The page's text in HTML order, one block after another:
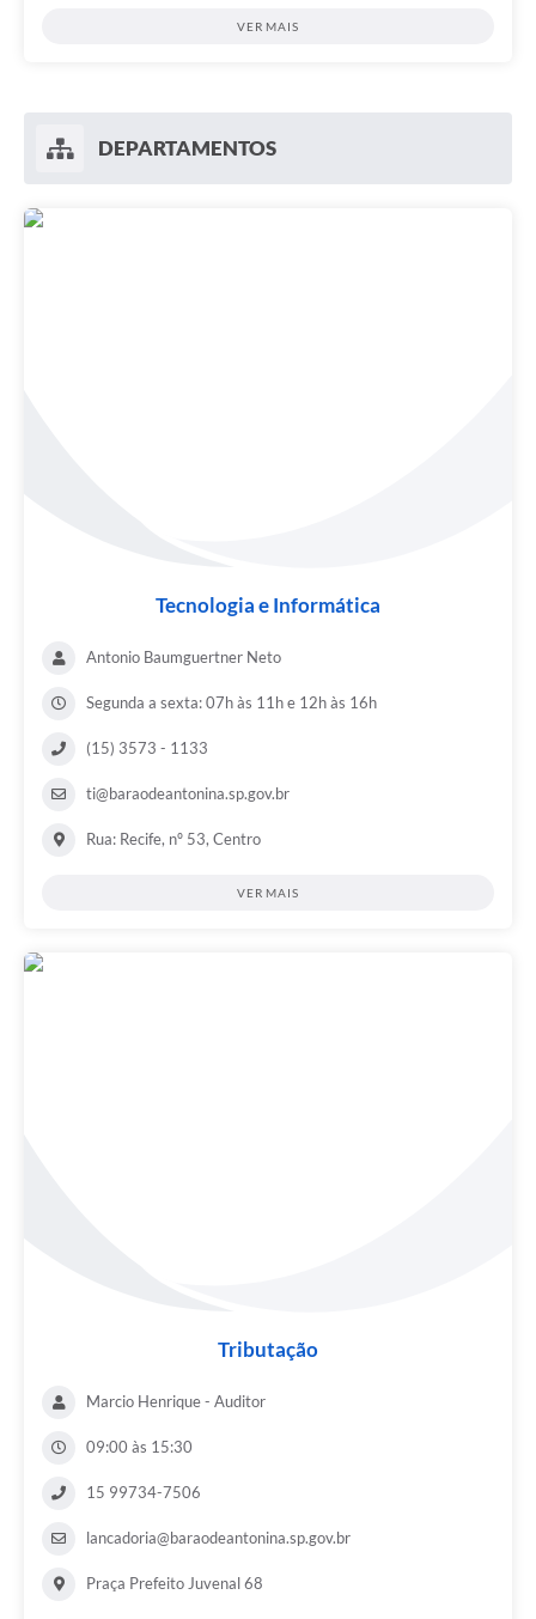
VER MAIS
DEPARTAMENTOS
Tecnologia e Informática
Antonio Baumguertner Neto
Segunda a sexta: 07h às 11h e 12h às 16h
(15) 3573 - 1133
ti@baraodeantonina.sp.gov.br
Rua: Recife, nº 53, Centro
VER MAIS
Tributação
Marcio Henrique - Auditor
09:00 às 15:30
15 99734-7506
lancadoria@baraodeantonina.sp.gov.br
Praça Prefeito Juvenal 68